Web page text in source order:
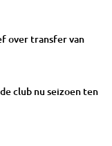
over transfer van
club nu seizoen ten